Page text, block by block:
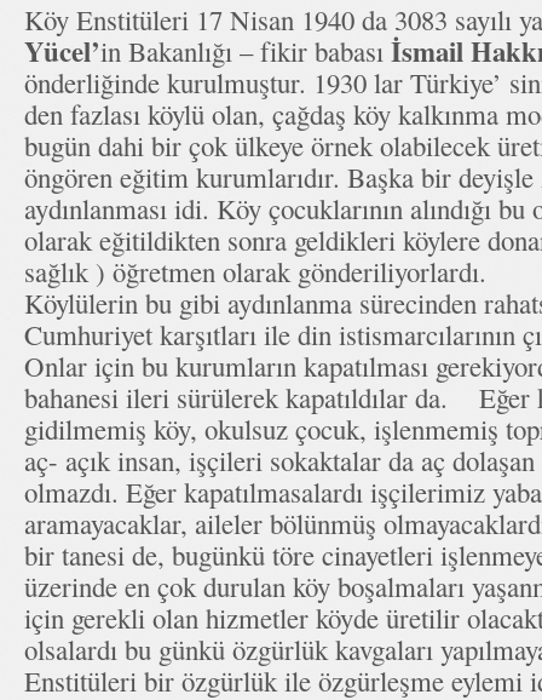
Köy Enstitüleri 17 Nisan 1940 da 3083 sayılı
Yücel’in Bakanlığı – fikir babası İsmail
önderliğinde kurulmuştur. 1930 lar Türkiye’
den fazlası köylü olan, çağdaş köy kalkınma
bugün dahi bir çok ülkeye örnek olabilecek
öngören eğitim kurumlarıdır. Başka bir
aydınlanması idi. Köy çocuklarının alındığı
olarak eğitildikten sonra geldikleri köylere
sağlık ) öğretmen olarak gönderiliyorlardı.
Köylülerin bu gibi aydınlanma sürecinden
Cumhuriyet karşıtları ile din istismarcılarının
Onlar için bu kurumların kapatılması
bahanesi ileri sürülerek kapatıldılar da. Eğer
gidilmemiş köy, okulsuz çocuk, işlenmemiş
aç- açık insan, işçileri sokaktalar da aç
olmazdı. Eğer kapatılmasalardı işçilerimiz
aramayacaklar, aileler bölünmüş
bir tanesi de, bugünkü töre cinayetleri
üzerinde en çok durulan köy boşalmaları
için gerekli olan hizmetler köyde üretilir
olsalardı bu günkü özgürlük kavgaları
Enstitüleri bir özgürlük ile özgürleşme